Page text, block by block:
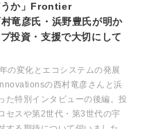
うか」Frontier
竜彦氏・浜野豊氏が明か
投資・支援で大切にして
の変化とエコシステムの発展
の西村竜彦さんと浜
た特別インタビューの後編。投
セスや第2世代・第3世代の宇